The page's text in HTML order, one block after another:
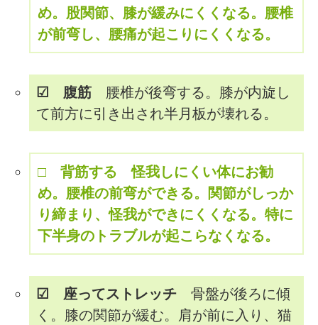
め。股関節、膝が緩みにくくなる。腰椎
が前弯し、腰痛が起こりにくくなる。
☑ 腹筋腰椎が後弯する。膝が内旋し
て前方に引き出され半月板が壊れる。
□ 背筋する 怪我しにくい体にお勧
め。腰椎の前弯ができる。関節がしっか
り締まり、怪我ができにくくなる。特に
下半身のトラブルが起こらなくなる。
☑ 座ってストレッチ 骨盤が後ろに傾
く。膝の関節が緩む。肩が前に入り、猫